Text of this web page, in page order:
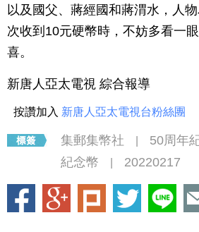
以及國父、蔣經國和蔣渭水，人
次收到10元硬幣時，不妨多看一
喜。
新唐人亞太電視 綜合報導
按讚加入 新唐人亞太電視台粉絲團
集郵集幣社 50周年
紀念幣 20220217